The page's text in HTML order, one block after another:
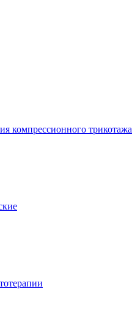
компрессионного трикотажа